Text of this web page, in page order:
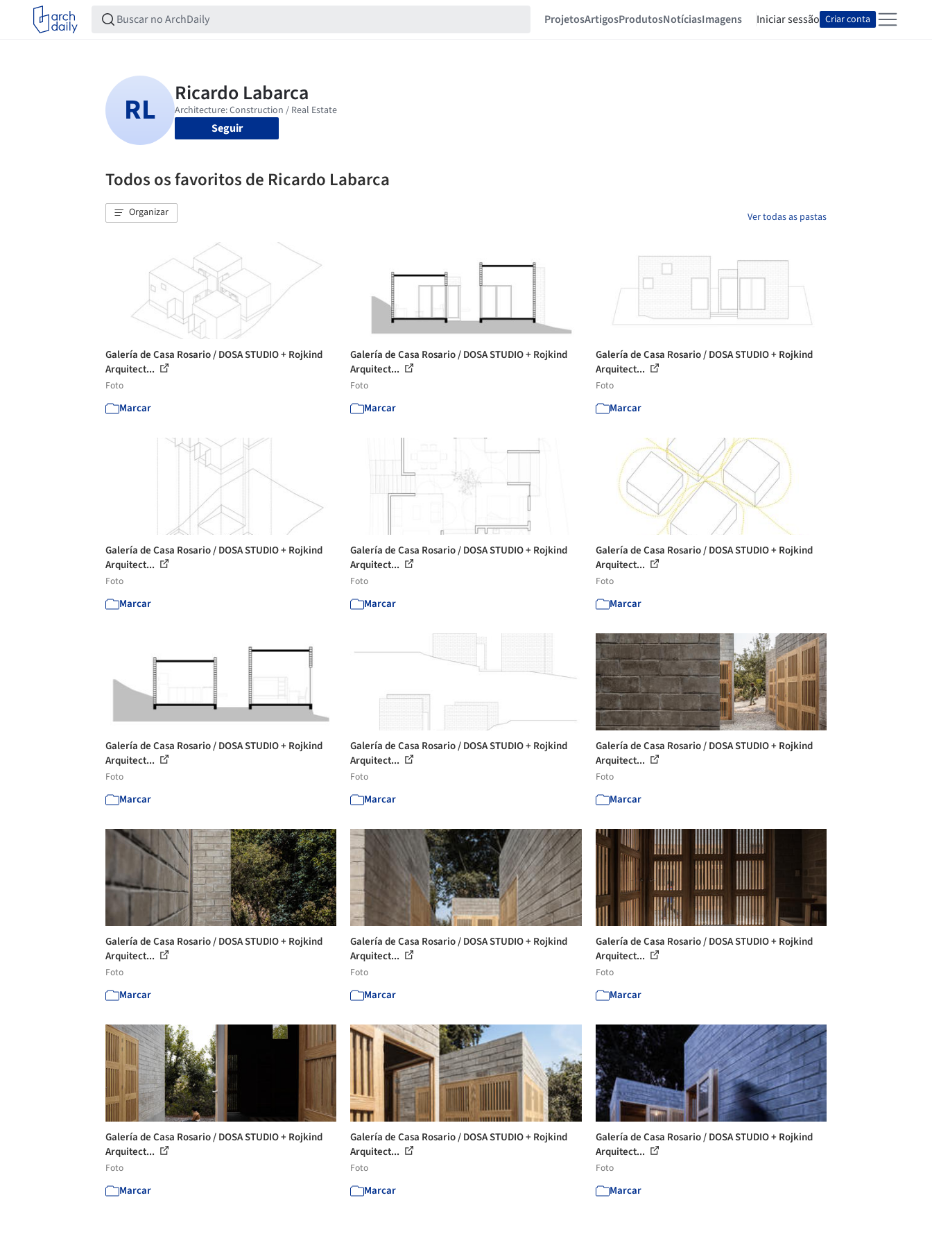
ProjetosArtigosProdutosNotíciasImagens Iniciar sessão Criar conta
Seguir
Todos os favoritos de Ricardo Labarca
Organizar Ver todas as pastas
Galería de Casa Rosario / DOSA STUDIO + Rojkind
Arquitect...
Foto
Marcar
Galería de Casa Rosario / DOSA STUDIO + Rojkind
Arquitect...
Foto
Marcar
Galería de Casa Rosario / DOSA STUDIO + Rojkind
Arquitect...
Foto
Marcar
Galería de Casa Rosario / DOSA STUDIO + Rojkind
Arquitect...
Foto
Marcar
Galería de Casa Rosario / DOSA STUDIO + Rojkind
Arquitect...
Foto
Marcar
Galería de Casa Rosario / DOSA STUDIO + Rojkind
Arquitect...
Foto
Marcar
Galería de Casa Rosario / DOSA STUDIO + Rojkind
Arquitect...
Foto
Marcar
Galería de Casa Rosario / DOSA STUDIO + Rojkind
Arquitect...
Foto
Marcar
Galería de Casa Rosario / DOSA STUDIO + Rojkind
Arquitect...
Foto
Marcar
Galería de Casa Rosario / DOSA STUDIO + Rojkind
Arquitect...
Foto
Marcar
Galería de Casa Rosario / DOSA STUDIO + Rojkind
Arquitect...
Foto
Marcar
Galería de Casa Rosario / DOSA STUDIO + Rojkind
Arquitect...
Foto
Marcar
Galería de Casa Rosario / DOSA STUDIO + Rojkind
Arquitect...
Foto
Marcar
Galería de Casa Rosario / DOSA STUDIO + Rojkind
Arquitect...
Foto
Marcar
Galería de Casa Rosario / DOSA STUDIO + Rojkind
Arquitect...
Foto
Marcar